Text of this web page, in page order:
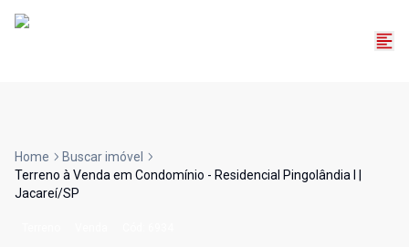
Home
Buscar imóvel
Terreno à Venda em Condomínio - Residencial Pingolândia I |
Jacareí/SP